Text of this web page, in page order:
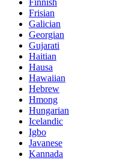
Finnish
Frisian
Galician
Georgian
Gujarati
Haitian
Hausa
Hawaiian
Hebrew
Hmong
Hungarian
Icelandic
Igbo
Javanese
Kannada